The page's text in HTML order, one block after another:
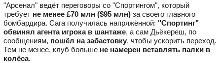
"Арсенал" ведёт переговоры со "Спортингом", который
требует не менее £70 млн ($95 млн) за своего главного
бомбардира. Сага получилась напряжённой: "Спортинг"
обвинял агента игрока в шантаже, а сам Дьёкереш, по
сообщениям, пошёл на забастовку, чтобы ускорить переход.
Тем не менее, клуб больше не намерен вставлять палки в
колёса.